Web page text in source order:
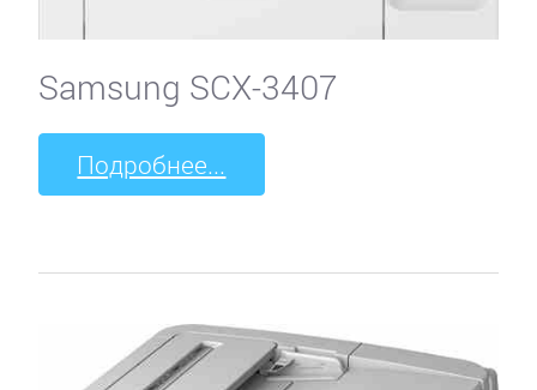
Samsung SCX-3407
Подробнее...